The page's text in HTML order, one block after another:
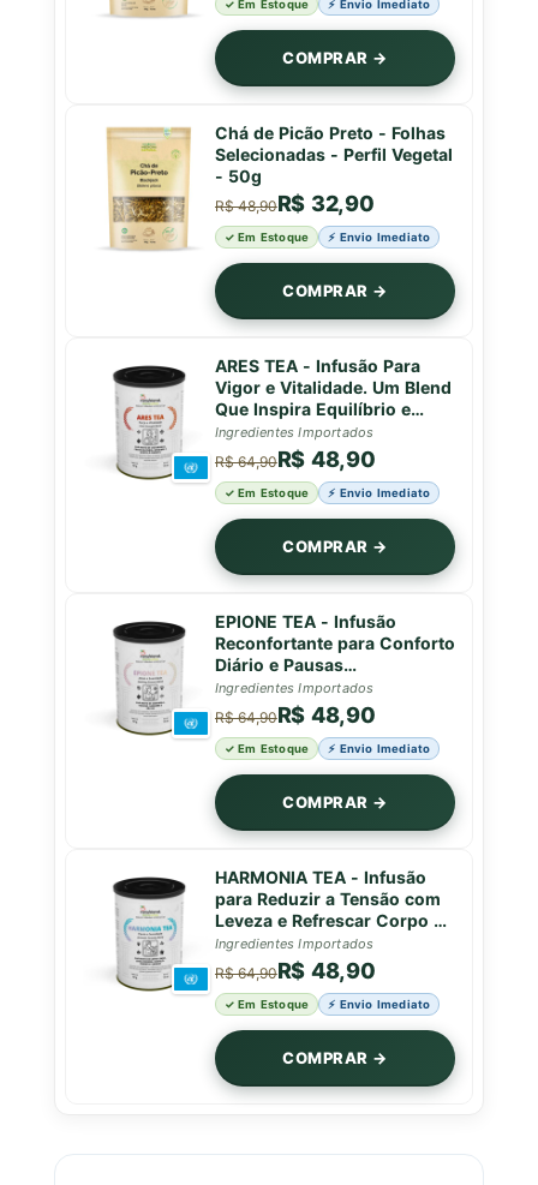
✓ Em Estoque ⚡ Envio Imediato
COMPRAR →
Chá de Picão Preto - Folhas
Selecionadas - Perfil Vegetal
- 50g
R$ 48,90R$ 32,90
✓ Em Estoque ⚡ Envio Imediato
COMPRAR →
ARES TEA - Infusão Para
Vigor e Vitalidade. Um Blend
Que Inspira Equilíbrio e
Força em Cada Gole - Lata -
50g
Ingredientes Importados
R$ 64,90R$ 48,90
✓ Em Estoque ⚡ Envio Imediato
COMPRAR →
EPIONE TEA - Infusão
Reconfortante para Conforto
Diário e Pausas
Restauradoras - Lata - 50g
Ingredientes Importados
R$ 64,90R$ 48,90
✓ Em Estoque ⚡ Envio Imediato
COMPRAR →
HARMONIA TEA - Infusão
para Reduzir a Tensão com
Leveza e Refrescar Corpo e
Mente - Lata - 50g
Ingredientes Importados
R$ 64,90R$ 48,90
✓ Em Estoque ⚡ Envio Imediato
COMPRAR →